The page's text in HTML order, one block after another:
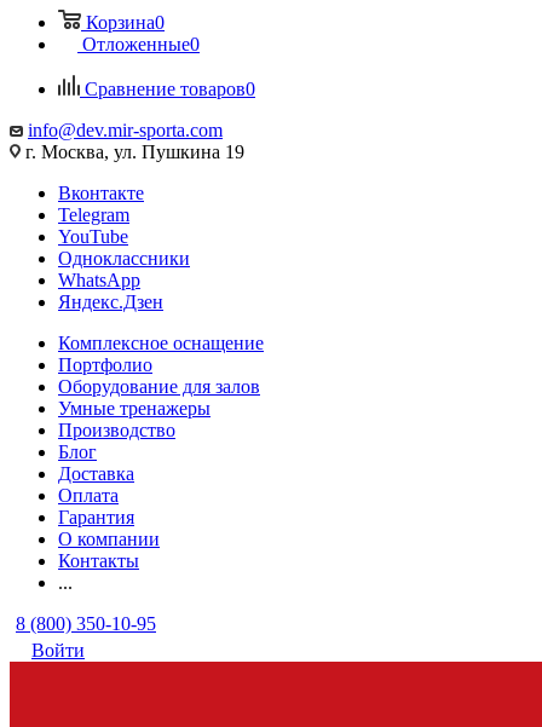
Корзина0
Отложенные0
Сравнение товаров0
info@dev.mir-sporta.com
г. Москва, ул. Пушкина 19
Вконтакте
Telegram
YouTube
Одноклассники
WhatsApp
Яндекс.Дзен
Комплексное оснащение
Портфолио
Оборудование для залов
Умные тренажеры
Производство
Блог
Доставка
Оплата
Гарантия
О компании
Контакты
...
8 (800) 350-10-95
Войти